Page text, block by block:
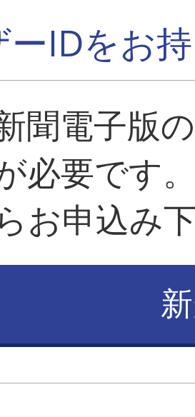
ーIDをお
聞電子版
必要です
お申込み